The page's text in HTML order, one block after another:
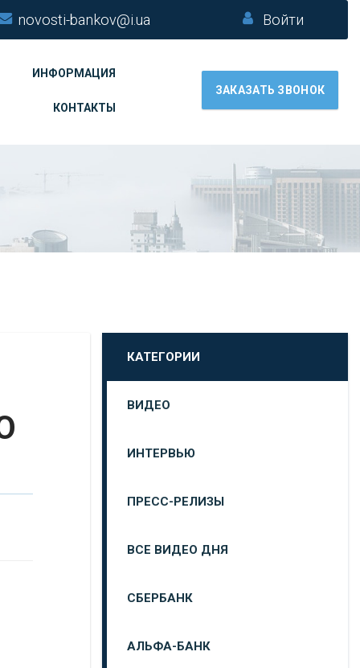
novosti-bankov@i.ua Войти
ИНФОРМАЦИЯ
КОНТАКТЫ
ЗАКАЗАТЬ ЗВОНОК
КАТЕГОРИИ
ВИДЕО
ИНТЕРВЬЮ
ПРЕСС-РЕЛИЗЫ
ВСЕ ВИДЕО ДНЯ
СБЕРБАНК
АЛЬФА-БАНК